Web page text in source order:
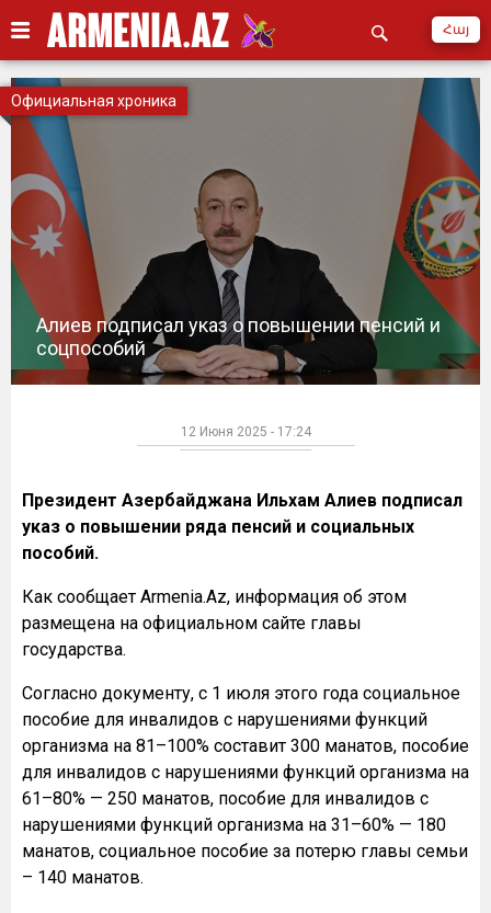
Հայ
Алиев подписал указ о повышении пенсий и
соцпособий
Официальная хроника
12 Июня 2025 - 17:24
Президент Азербайджана Ильхам Алиев подписал
указ о повышении ряда пенсий и социальных
пособий.
Как сообщает Armenia.Az, информация об этом
размещена на официальном сайте главы
государства.
Согласно документу, с 1 июля этого года социальное
пособие для инвалидов с нарушениями функций
организма на 81–100% составит 300 манатов, пособие
для инвалидов с нарушениями функций организма на
61–80% — 250 манатов, пособие для инвалидов с
нарушениями функций организма на 31–60% — 180
манатов, социальное пособие за потерю главы семьи
– 140 манатов.